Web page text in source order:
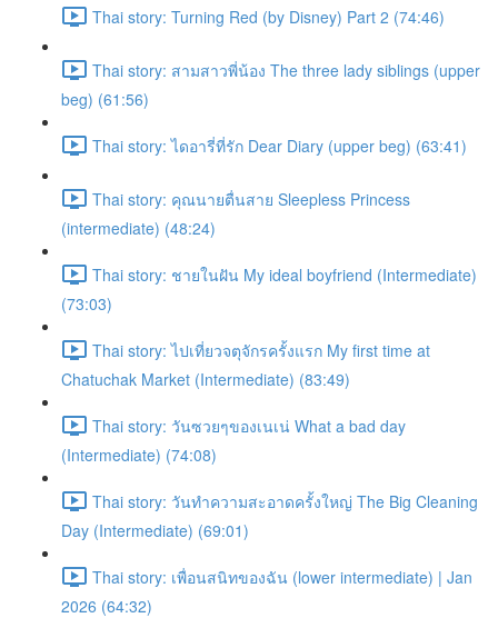
Thai story: Turning Red (by Disney) Part 2 (74:46)
Thai story: สามสาวพี่น้อง The three lady siblings (upper
beg) (61:56)
Thai story: ไดอารี่ที่รัก Dear Diary (upper beg) (63:41)
Thai story: คุณนายตื่นสาย Sleepless Princess
(intermediate) (48:24)
Thai story: ชายในฝัน My ideal boyfriend (Intermediate)
(73:03)
Thai story: ไปเที่ยวจตุจักรครั้งแรก My first time at
Chatuchak Market (Intermediate) (83:49)
Thai story: วันซวยๆของเนเน่ What a bad day
(Intermediate) (74:08)
Thai story: วันทำความสะอาดครั้งใหญ่ The Big Cleaning
Day (Intermediate) (69:01)
Thai story: เพื่อนสนิทของฉัน (lower intermediate) | Jan
2026 (64:32)